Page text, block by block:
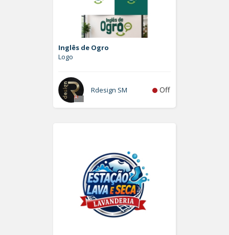
Inglês de Ogro
Logo
Rdesign SM Off